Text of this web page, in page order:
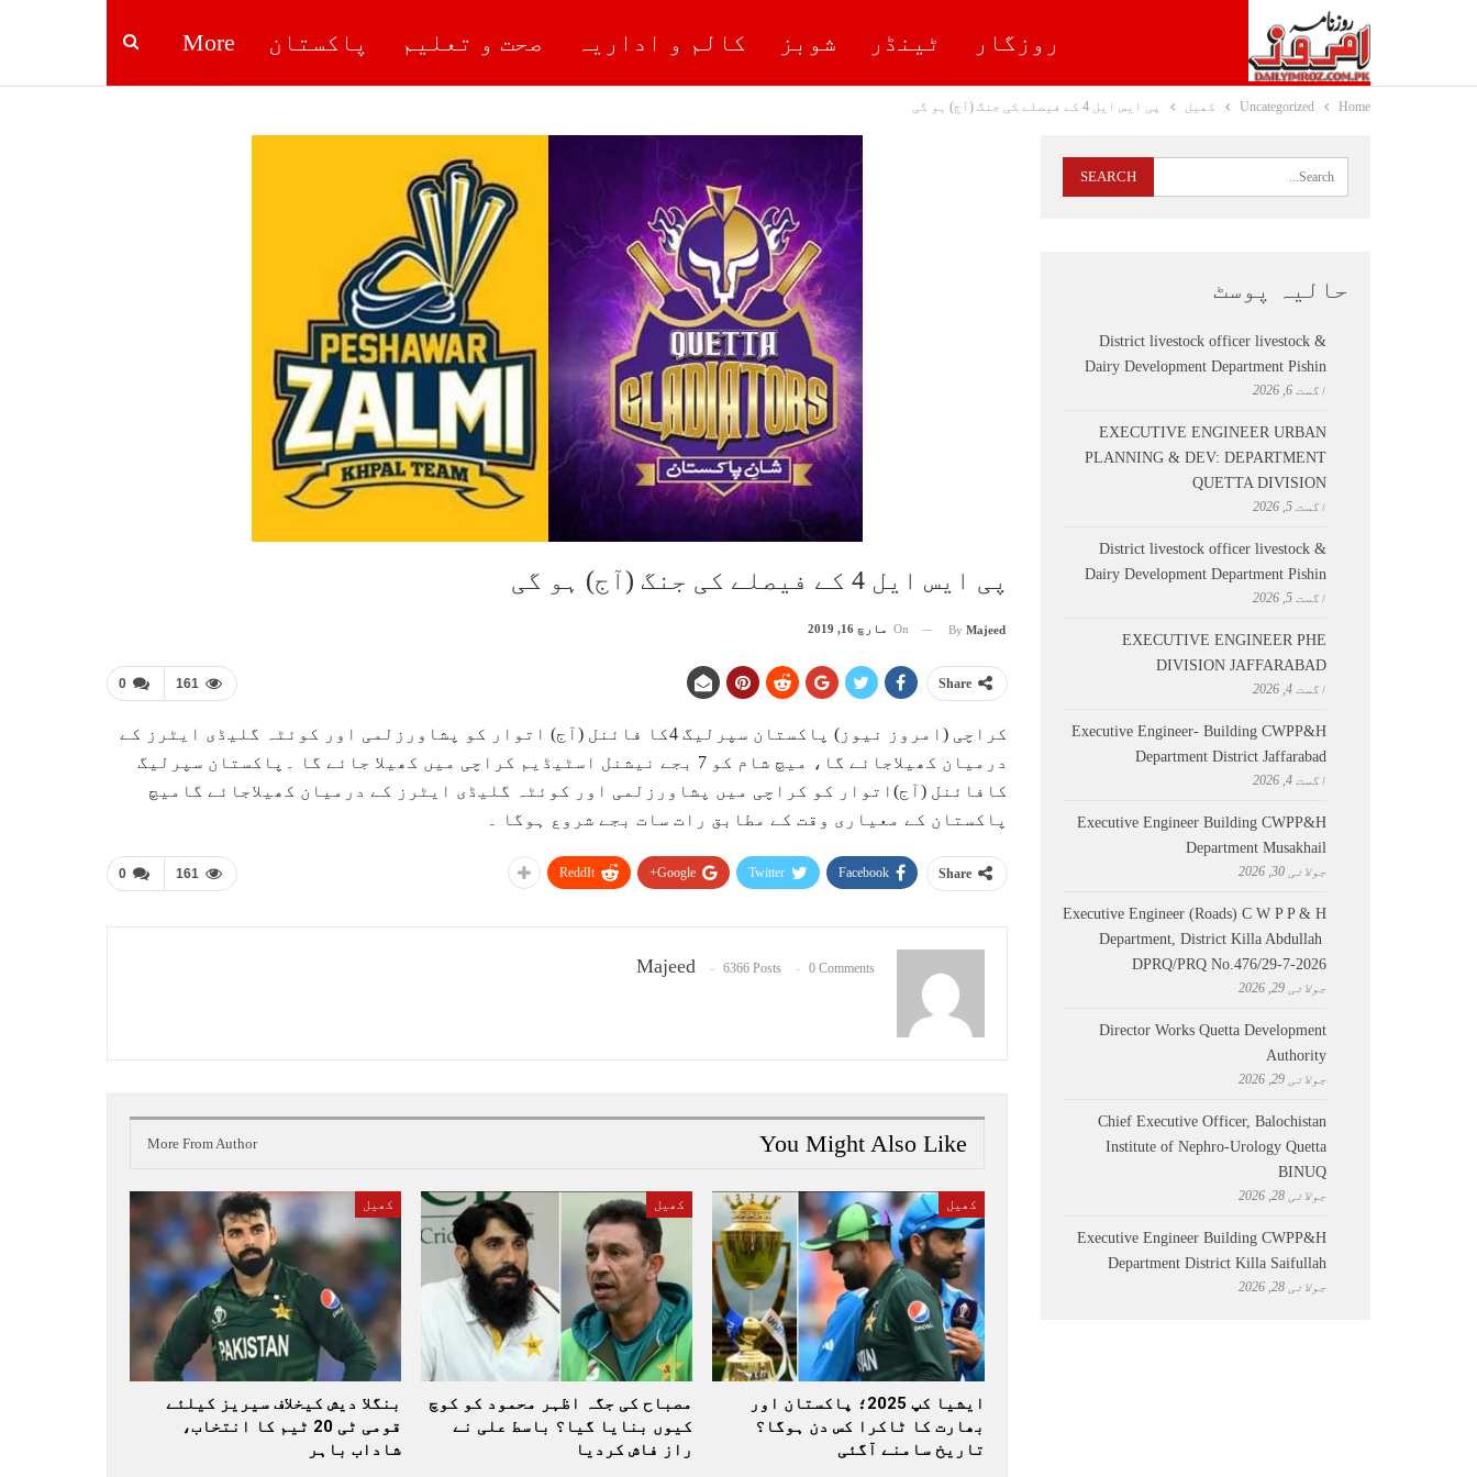
روزگار ٹینڈر شوبز کالم و اداریہ صحت و تعلیم پاکستان More
Home
Uncategorized کھیل پی ایس ایل 4 کے فیصلے کی جنگ (آج) ہو گی
پی ایس ایل 4 کے فیصلے کی جنگ (آج) ہو گی
By Majeed
On مارچ 16, 2019
0 161 Share
کراچی (امروز نیوز) پاکستان سپرلیگ 4کا فائنل (آج) اتوار کو پشاورزلمی اور کوئٹہ گلیڈی ایٹرز کے
درمیان کھیلاجائے گا، میچ شام کو 7 بجے نیشنل اسٹیڈیم کراچی میں کھیلا جائے گا ۔پاکستان سپرلیگ
کافائنل (آج)اتوار کو کراچی میں پشاورزلمی اور کوئٹہ گلیڈی ایٹرز کے درمیان کھیلاجائے گامیچ
پاکستان کے معیاری وقت کے مطابق رات سات بجے شروع ہوگا ۔
0 161 Share
Facebook
Twitter
Google+
ReddIt
Majeed 6366 Posts 0 Comments
You Might Also Like
More From Author
کھیل
ایشیا کپ 2025؛ پاکستان اور
بھارت کا ٹاکرا کس دن ہوگا؟
تاریخ سامنے آگئی
کھیل
مصباح کی جگہ اظہر محمود کو کوچ
کیوں بنایا گیا؟ باسط علی نے
راز فاش کردیا
کھیل
بنگلا دیش کیخلاف سیریز کیلئے
قومی ٹی 20 ٹیم کا انتخاب،
شاداب باہر
حالیہ پوسٹ
District livestock officer livestock &
Dairy Development Department Pishin
اگست 6, 2026
EXECUTIVE ENGINEER URBAN
PLANNING & DEV: DEPARTMENT
QUETTA DIVISION
اگست 5, 2026
District livestock officer livestock &
Dairy Development Department Pishin
اگست 5, 2026
EXECUTIVE ENGINEER PHE
DIVISION JAFFARABAD
اگست 4, 2026
Executive Engineer- Building CWPP&H
Department District Jaffarabad
اگست 4, 2026
Executive Engineer Building CWPP&H
Department Musakhail
جولائی 30, 2026
Executive Engineer (Roads) C W P P & H
Department, District Killa Abdullah ​
DPRQ/PRQ No.476/29-7-2026
جولائی 29, 2026
Director Works Quetta Development
Authority
جولائی 29, 2026
Chief Executive Officer, Balochistan
Institute of Nephro-Urology Quetta
BINUQ
جولائی 28, 2026
Executive Engineer Building CWPP&H
Department District Killa Saifullah
جولائی 28, 2026